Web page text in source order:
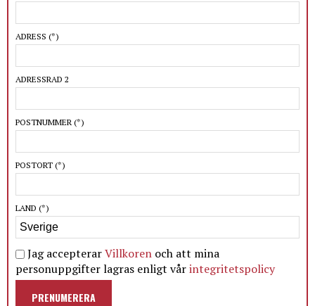
ADRESS (*)
ADRESSRAD 2
POSTNUMMER (*)
POSTORT (*)
LAND (*)
Jag accepterarVillkoren och att mina
personuppgifter lagras enligt vårintegritetspolicy
PRENUMERERA